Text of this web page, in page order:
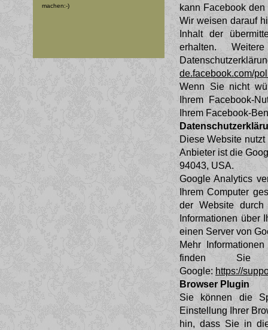
machen:-)
kann Facebook
Wir weisen darauf
Inhalt der
erhalten.
de.facebook.com/
Wenn Sie nicht
Ihrem Facebook-
Ihrem Facebook-
Diese Website
Anbieter ist die
94043, USA.
Google Analytics
Ihrem Computer
der Website
Informationen über
einen Server von
Mehr
finden Sie
Google: https://
Browser Plugin
Sie können die
Einstellung Ihrer
hin, dass Sie in